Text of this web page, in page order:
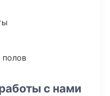
полов
с нами